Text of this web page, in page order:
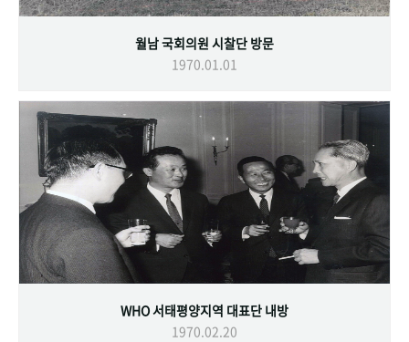
월남 국회의원 시찰단 방문
1970.01.01
WHO 서태평양지역 대표단 내방
1970.02.20